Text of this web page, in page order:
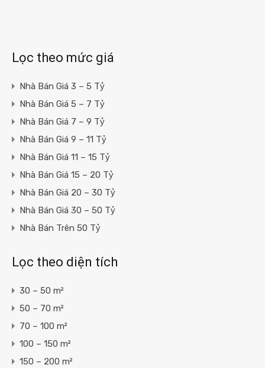
Lọc theo mức giá
Nhà Bán Giá 3 – 5 Tỷ
Nhà Bán Giá 5 – 7 Tỷ
Nhà Bán Giá 7 – 9 Tỷ
Nhà Bán Giá 9 – 11 Tỷ
Nhà Bán Giá 11 – 15 Tỷ
Nhà Bán Giá 15 – 20 Tỷ
Nhà Bán Giá 20 – 30 Tỷ
Nhà Bán Giá 30 – 50 Tỷ
Nhà Bán Trên 50 Tỷ
Lọc theo diện tích
30 – 50 m²
50 – 70 m²
70 – 100 m²
100 – 150 m²
150 – 200 m²